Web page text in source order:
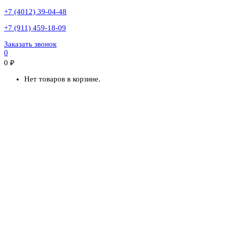
+7 (4012) 39-04-48
+7 (911) 459-18-09
Заказать звонок
0
0 ₽
Нет товаров в корзине.